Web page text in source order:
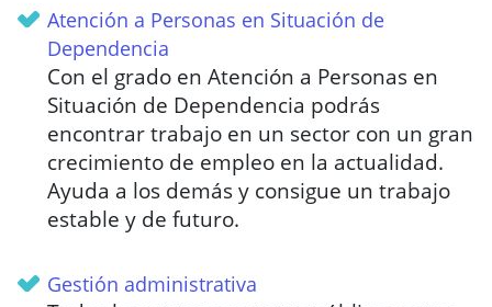
Atención a Personas en Situación de
Dependencia
Con el grado en Atención a Personas en
Situación de Dependencia podrás
encontrar trabajo en un sector con un gran
crecimiento de empleo en la actualidad.
Ayuda a los demás y consigue un trabajo
estable y de futuro.
Gestión administrativa